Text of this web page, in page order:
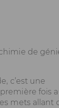
de
c’est une
fois
mets allant